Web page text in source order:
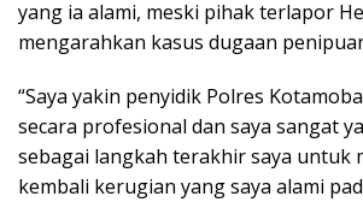
yang ia alami, meski pihak terlapor
mengarahkan kasus dugaan
“Saya yakin penyidik Polres
secara profesional dan saya sangat
sebagai langkah terakhir saya untuk
kembali kerugian yang saya alami